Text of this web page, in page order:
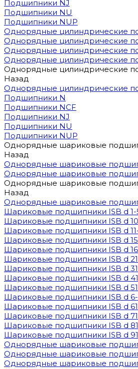
Подшипники NJ
Подшипники NU
Подшипники NUP
Однорядные цилиндрические
Однорядные цилиндрические
Однорядные цилиндрические
Однорядные цилиндрические
Однорядные цилиндрические
Назад
Однорядные цилиндрические
Подшипники N
Подшипники NCF
Подшипники NJ
Подшипники NU
Подшипники NUP
Однорядные шариковые
Назад
Однорядные шариковые
Однорядные шариковые
Однорядные шариковые
Назад
Однорядные шариковые
Шариковые подшипники ISB d 1-
Шариковые подшипники ISB d
Шариковые подшипники ISB d
Шариковые подшипники ISB d
Шариковые подшипники ISB d
Шариковые подшипники ISB d
Шариковые подшипники ISB d
Шариковые подшипники ISB d
Шариковые подшипники ISB d
Шариковые подшипники ISB d
Шариковые подшипники ISB d
Шариковые подшипники ISB d
Шариковые подшипники ISB d
Шариковые подшипники ISB d
Однорядные шариковые
Однорядные шариковые
Однорядные шариковые